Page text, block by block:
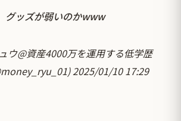
グッズが弱いのかwww
ウ@資産4000万を運用する低学歴
2025/01/10 17:29